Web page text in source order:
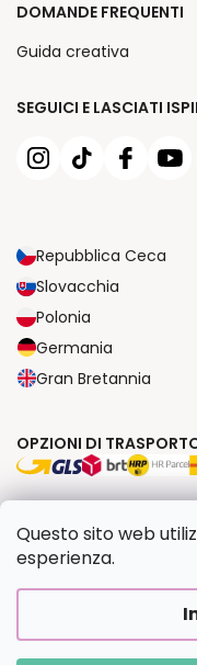
Questo sito web
esperienza.
SEGUICI E LASCIATI
Repubblica Ceca
Slovacchia
Polonia
Germania
Gran Bretannia
DOMANDE FREQUENTI
Guida creativa
OPZIONI DI
Creato da
Copyright 2026